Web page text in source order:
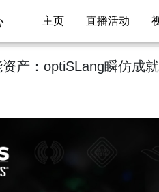
主页 直播活动
产：optiSLang瞬仿成